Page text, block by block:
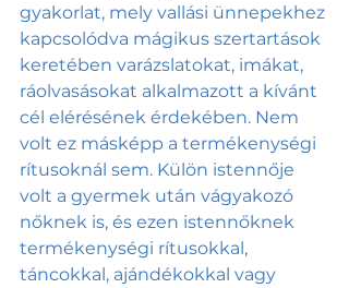
gyakorlat, mely vallási ünnepekhez
kapcsolódva mágikus szertartások
keretében varázslatokat, imákat,
ráolvasásokat alkalmazott a kívánt
cél elérésének érdekében. Nem
volt ez másképp a termékenységi
rítusoknál sem. Külön istennője
volt a gyermek után vágyakozó
nőknek is, és ezen istennőknek
termékenységi rítusokkal,
táncokkal, ajándékokkal vagy